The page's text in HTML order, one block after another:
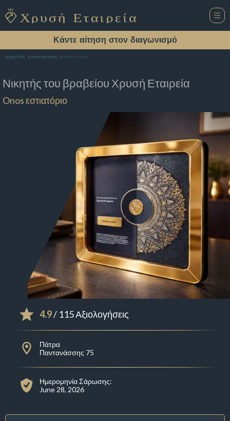
Κάντε αίτηση στον διαγωνισμό
Αρχική Σελίδα Εστιατόριο Πατρα Onos εστιατόριο
Νικητής του βραβείου Χρυσή Εταιρεία
Onos εστιατόριο
4.9/ 115 Αξιολογήσεις
Πάτρα
Παντανάσσης 75
Ημερομηνία Σάρωσης:
June 28, 2026